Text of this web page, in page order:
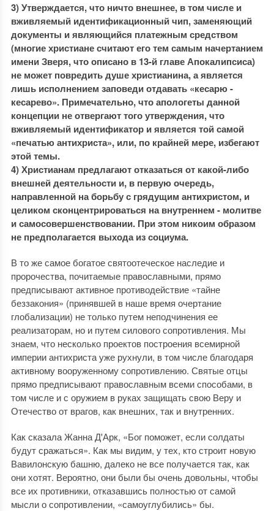
3) Утверждается, что ничто внешнее, в том числе и
вживляемый идентификационный чип, заменяющий
документы и являющийся платежным средством
(многие христиане считают его тем самым начертанием
имени Зверя, что описано в 13-й главе Апокалипсиса)
не может повредить душе христианина, а является
лишь исполнением заповеди отдавать «кесарю -
кесарево». Примечательно, что апологеты данной
концепции не отвергают того утверждения, что
вживляемый идентификатор и является той самой
«печатью антихриста», или, по крайней мере, избегают
этой темы.
4) Христианам предлагают отказаться от какой-либо
внешней деятельности и, в первую очередь,
направленной на борьбу с грядущим антихристом, и
целиком сконцентрироваться на внутреннем - молитве
и самосовершенствовании. При этом никоим образом
не предполагается выхода из социума.
В то же самое богатое святоотеческое наследие и
пророчества, почитаемые православными, прямо
предписывают активное противодействие «тайне
беззакония» (принявшей в наше время очертание
глобализации) не только путем неподчинения ее
реализаторам, но и путем силового сопротивления. Мы
знаем, что несколько проектов построения всемирной
империи антихриста уже рухнули, в том числе благодаря
активному вооруженному сопротивлению. Святые отцы
прямо предписывают православным всеми способами, в
том числе и с оружием в руках защищать свою Веру и
Отечество от врагов, как внешних, так и внутренних.
Как сказала Жанна Д'Арк, «Бог поможет, если солдаты
будут сражаться». Как мы видим, у тех, кто строит новую
Вавилонскую башню, далеко не все получается так, как
они хотят. Вероятно, они были бы очень довольны, чтобы
все их противники, отказавшись полностью от самой
мысли о сопротивлении, «самоуглубились» бы.